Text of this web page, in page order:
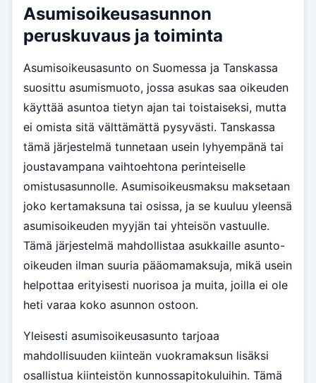
Asumisoikeusasunnon
peruskuvaus ja toiminta
Asumisoikeusasunto on Suomessa ja Tanskassa
suosittu asumismuoto, jossa asukas saa oikeuden
käyttää asuntoa tietyn ajan tai toistaiseksi, mutta
ei omista sitä välttämättä pysyvästi. Tanskassa
tämä järjestelmä tunnetaan usein lyhyempänä tai
joustavampana vaihtoehtona perinteiselle
omistusasunnolle. Asumisoikeusmaksu maksetaan
joko kertamaksuna tai osissa, ja se kuuluu yleensä
asumisoikeuden myyjän tai yhteisön vastuulle.
Tämä järjestelmä mahdollistaa asukkaille asunto-
oikeuden ilman suuria pääomamaksuja, mikä usein
helpottaa erityisesti nuorisoa ja muita, joilla ei ole
heti varaa koko asunnon ostoon.
Yleisesti asumisoikeusasunto tarjoaa
mahdollisuuden kiinteän vuokramaksun lisäksi
osallistua kiinteistön kunnossapitokuluihin. Tämä